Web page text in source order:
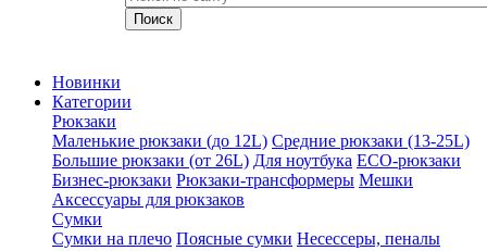
Новинки
Категории
Рюкзаки
Маленькие рюкзаки (до 12L) Средние рюкзаки (13-25L)
Большие рюкзаки (от 26L) Для ноутбука ECO-рюкзаки
Бизнес-рюкзаки Рюкзаки-трансформеры Мешки
Аксессуары для рюкзаков
Сумки
Сумки на плечо Поясные сумки Несессеры, пеналы